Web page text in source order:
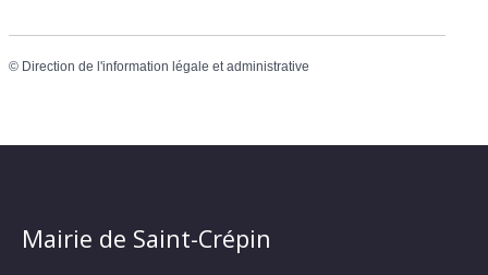
© Direction de l'information légale et administrative
Mairie de Saint-Crépin